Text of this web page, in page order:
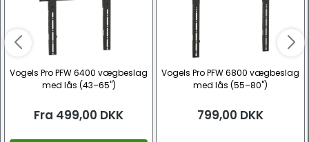
Vogels Pro PFW 6400 vægbeslag
med lås (43–65")
Fra 499,00 DKK
Vogels Pro PFW 6800 vægbeslag
med lås (55–80")
799,00 DKK